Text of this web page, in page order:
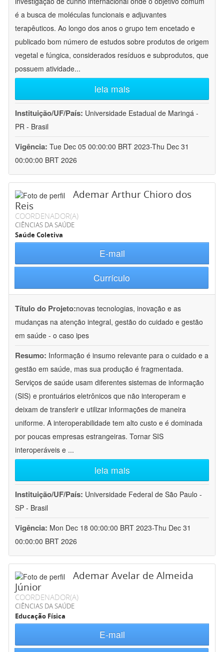
é a busca de moléculas funcionais e adjuvantes
terapêuticos. Ao longo dos anos o grupo tem encetado e
publicado bom número de estudos sobre produtos de origem
vegetal e fúngica, considerados resíduos e subprodutos, que
possuem atividade...
leia mais
Instituição/UF/País: Universidade Estadual de Maringá -
PR - Brasil
Vigência: Tue Dec 05 00:00:00 BRT 2023-Thu Dec 31
00:00:00 BRT 2026
Ademar Arthur Chioro dos
Reis
COORDENADOR(A)
CIÊNCIAS DA SAÚDE
Saúde Coletiva
E-mail
Currículo
Título do Projeto:novas tecnologias, inovação e as
mudanças na atenção integral, gestão do cuidado e gestão
em saúde - o caso ipes
Resumo: Informação é insumo relevante para o cuidado e a
gestão em saúde, mas sua produção é fragmentada.
Serviços de saúde usam diferentes sistemas de informação
(SIS) e prontuários eletrônicos que não interoperam e
deixam de transferir e utilizar informações de maneira
uniforme. A interoperabilidade tem alto custo e é dominada
por poucas empresas estrangeiras. Tornar SIS
interoperáveis e ...
leia mais
Instituição/UF/País: Universidade Federal de São Paulo -
SP - Brasil
Vigência: Mon Dec 18 00:00:00 BRT 2023-Thu Dec 31
00:00:00 BRT 2026
Ademar Avelar de Almeida
Júnior
COORDENADOR(A)
CIÊNCIAS DA SAÚDE
Educação Física
E-mail